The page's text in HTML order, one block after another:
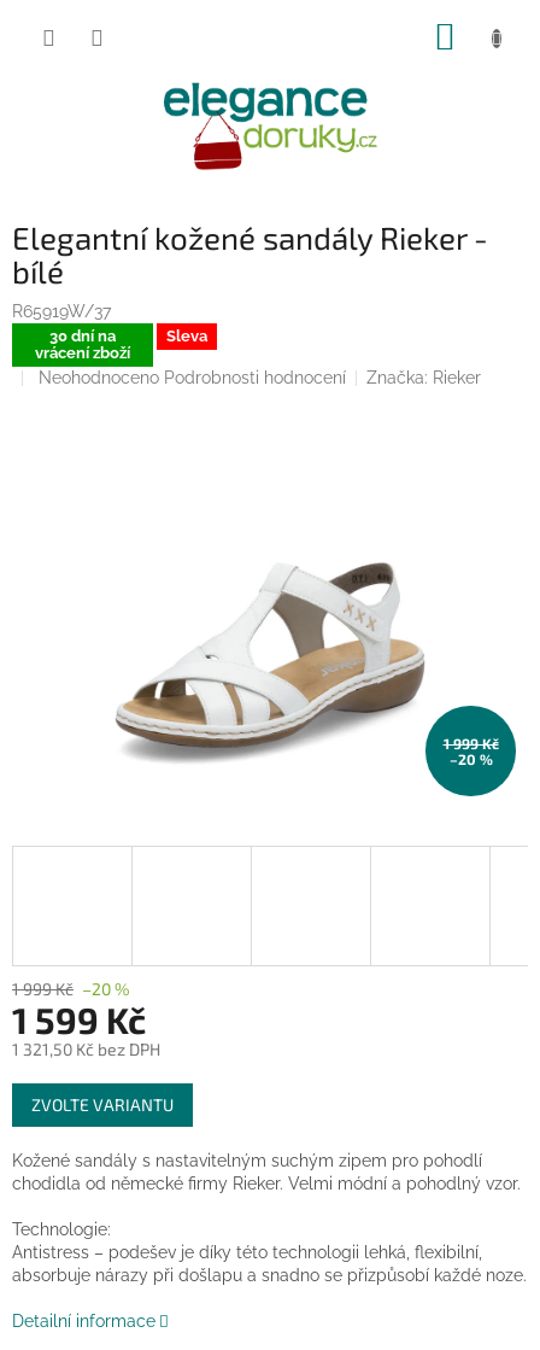
Elegantní kožené sandály Rieker -
bílé
R65919W/37
30 dní na
vrácení zboží
Sleva
Průměrné
Neohodnoceno Podrobnosti hodnocení Značka: Rieker
1 999 Kč
–20 %
1 999 Kč –20 %
1 599 Kč
1 321,50 Kč bez DPH
Měrná
cena:
ZVOLTE VARIANTU
Kožené sandály s nastavitelným suchým zipem pro pohodlí
chodidla od německé firmy Rieker. Velmi módní a pohodlný vzor.
Technologie:
Antistress – podešev je díky této technologii lehká, flexibilní,
absorbuje nárazy při došlapu a snadno se přizpůsobí každé noze.
Detailní informace